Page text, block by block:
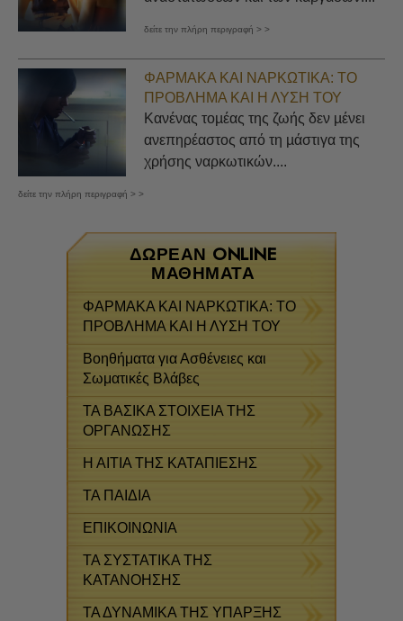
δείτε την πλήρη περιγραφή > >
ΦΆΡΜΑΚΑ ΚΑΙ ΝΑΡΚΩΤΙΚΆ: ΤΟ
ΠΡΌΒΛΗΜΑ ΚΑΙ Η ΛΎΣΗ ΤΟΥ
Κανένας τοµέας της ζωής δεν µένει
ανεπηρέαστος από τη µάστιγα της
χρήσης ναρκωτικών....
δείτε την πλήρη περιγραφή > >
ΔΩΡΕΆΝ ONLINE
ΜΑΘΉΜΑΤΑ
ΦΑΡΜΑΚΑ ΚΑΙ ΝΑΡΚΩΤΙΚΑ: ΤΟ
ΠΡΟΒΛΗΜΑ ΚΑΙ Η ΛΥΣΗ ΤΟΥ
Βοηθήματα για Ασθένειες και
Σωματικές Βλάβες
ΤΑ ΒΑΣΙΚΑ ΣΤΟΙΧΕΙΑ ΤΗΣ
ΟΡΓΑΝΩΣΗΣ
Η ΑΙΤΙΑ ΤΗΣ ΚΑΤΑΠΙΕΣΗΣ
ΤΑ ΠΑΙΔΙΑ
ΕΠΙΚΟΙΝΩΝΙΑ
ΤΑ ΣΥΣΤΑΤΙΚΑ ΤΗΣ
ΚΑΤΑΝΟΗΣΗΣ
ΤΑ ΔΥΝΑΜΙΚΑ ΤΗΣ ΥΠΑΡΞΗΣ